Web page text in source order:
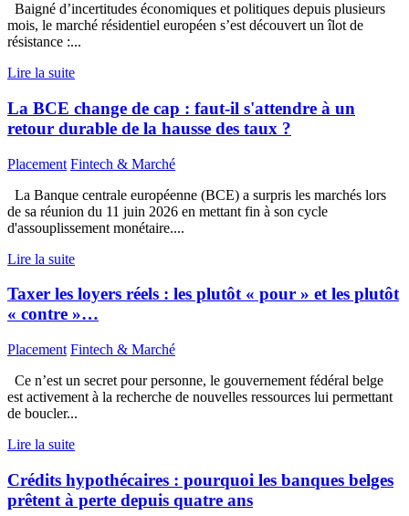
Baigné d’incertitudes économiques et politiques depuis plusieurs
mois, le marché résidentiel européen s’est découvert un îlot de
résistance :...
Lire la suite
La BCE change de cap : faut-il s'attendre à un
retour durable de la hausse des taux ?
Placement Fintech & Marché
La Banque centrale européenne (BCE) a surpris les marchés lors
de sa réunion du 11 juin 2026 en mettant fin à son cycle
d'assouplissement monétaire....
Lire la suite
Taxer les loyers réels : les plutôt « pour » et les plutôt
« contre »…
Placement Fintech & Marché
Ce n’est un secret pour personne, le gouvernement fédéral belge
est activement à la recherche de nouvelles ressources lui permettant
de boucler...
Lire la suite
Crédits hypothécaires : pourquoi les banques belges
prêtent à perte depuis quatre ans